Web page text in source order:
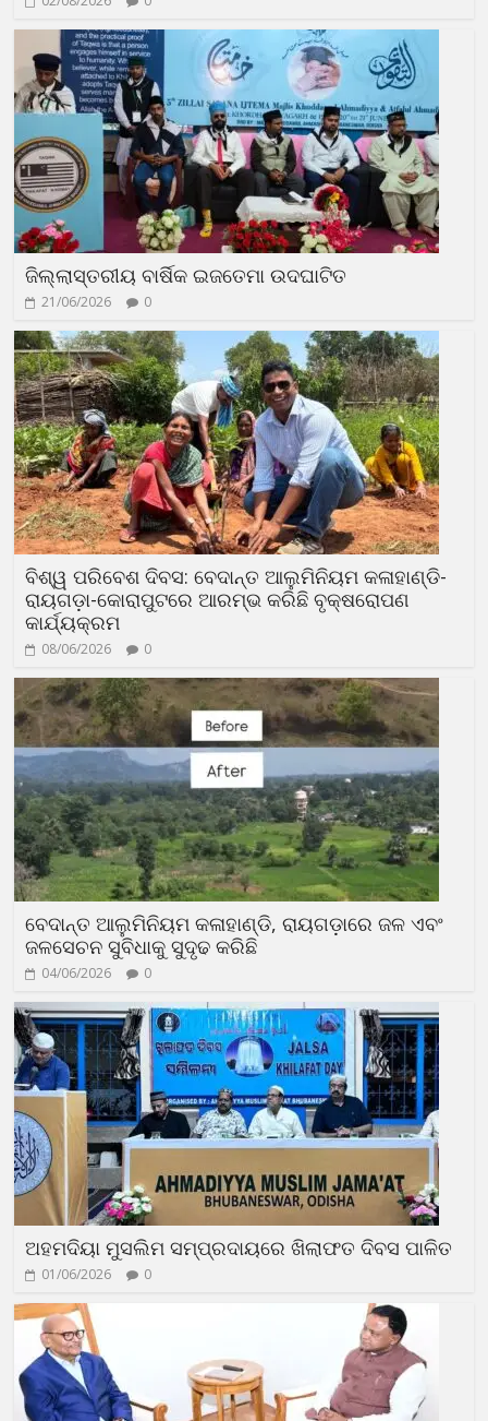
ଜିଲ୍ଲାସ୍ତରୀୟ ବାର୍ଷିକ ଇଜତେମା ଉଦଘାଟିତ
21/06/2026 0
ବିଶ୍ୱ ପରିବେଶ ଦିବସ: ବେଦାନ୍ତ ଆଲୁମିନିୟମ କଳାହାଣ୍ଡି-
ରାୟଗଡ଼ା-କୋରାପୁଟରେ ଆରମ୍ଭ କରିଛି ବୃକ୍ଷରୋପଣ
କାର୍ଯ୍ୟକ୍ରମ
08/06/2026 0
ବେଦାନ୍ତ ଆଲୁମିନିୟମ କଳାହାଣ୍ଡି, ରାୟଗଡ଼ାରେ ଜଳ ଏବଂ
ଜଳସେଚନ ସୁବିଧାକୁ ସୁଦୃଢ କରିଛି
04/06/2026 0
ଅହମଦିୟା ମୁସଲିମ ସମ୍ପ୍ରଦାୟରେ ଖିଲାଫତ ଦିବସ ପାଳିତ
01/06/2026 0